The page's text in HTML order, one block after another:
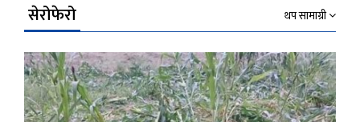
सेरोफेरो थप सामाग्री